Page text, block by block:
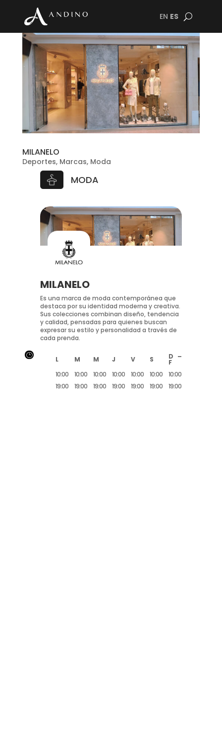
EN ES
MILANELO
Deportes, Marcas, Moda
MODA
MILANELO
Es una marca de moda contemporánea que
destaca por su identidad moderna y creativa.
Sus colecciones combinan diseño, tendencia
y calidad, pensadas para quienes buscan
expresar su estilo y personalidad a través de
cada prenda.
L M M J V S D –
F
10:00
19:00
10:00
19:00
10:00
19:00
10:00
19:00
10:00
19:00
10:00
19:00
10:00
19:00
}